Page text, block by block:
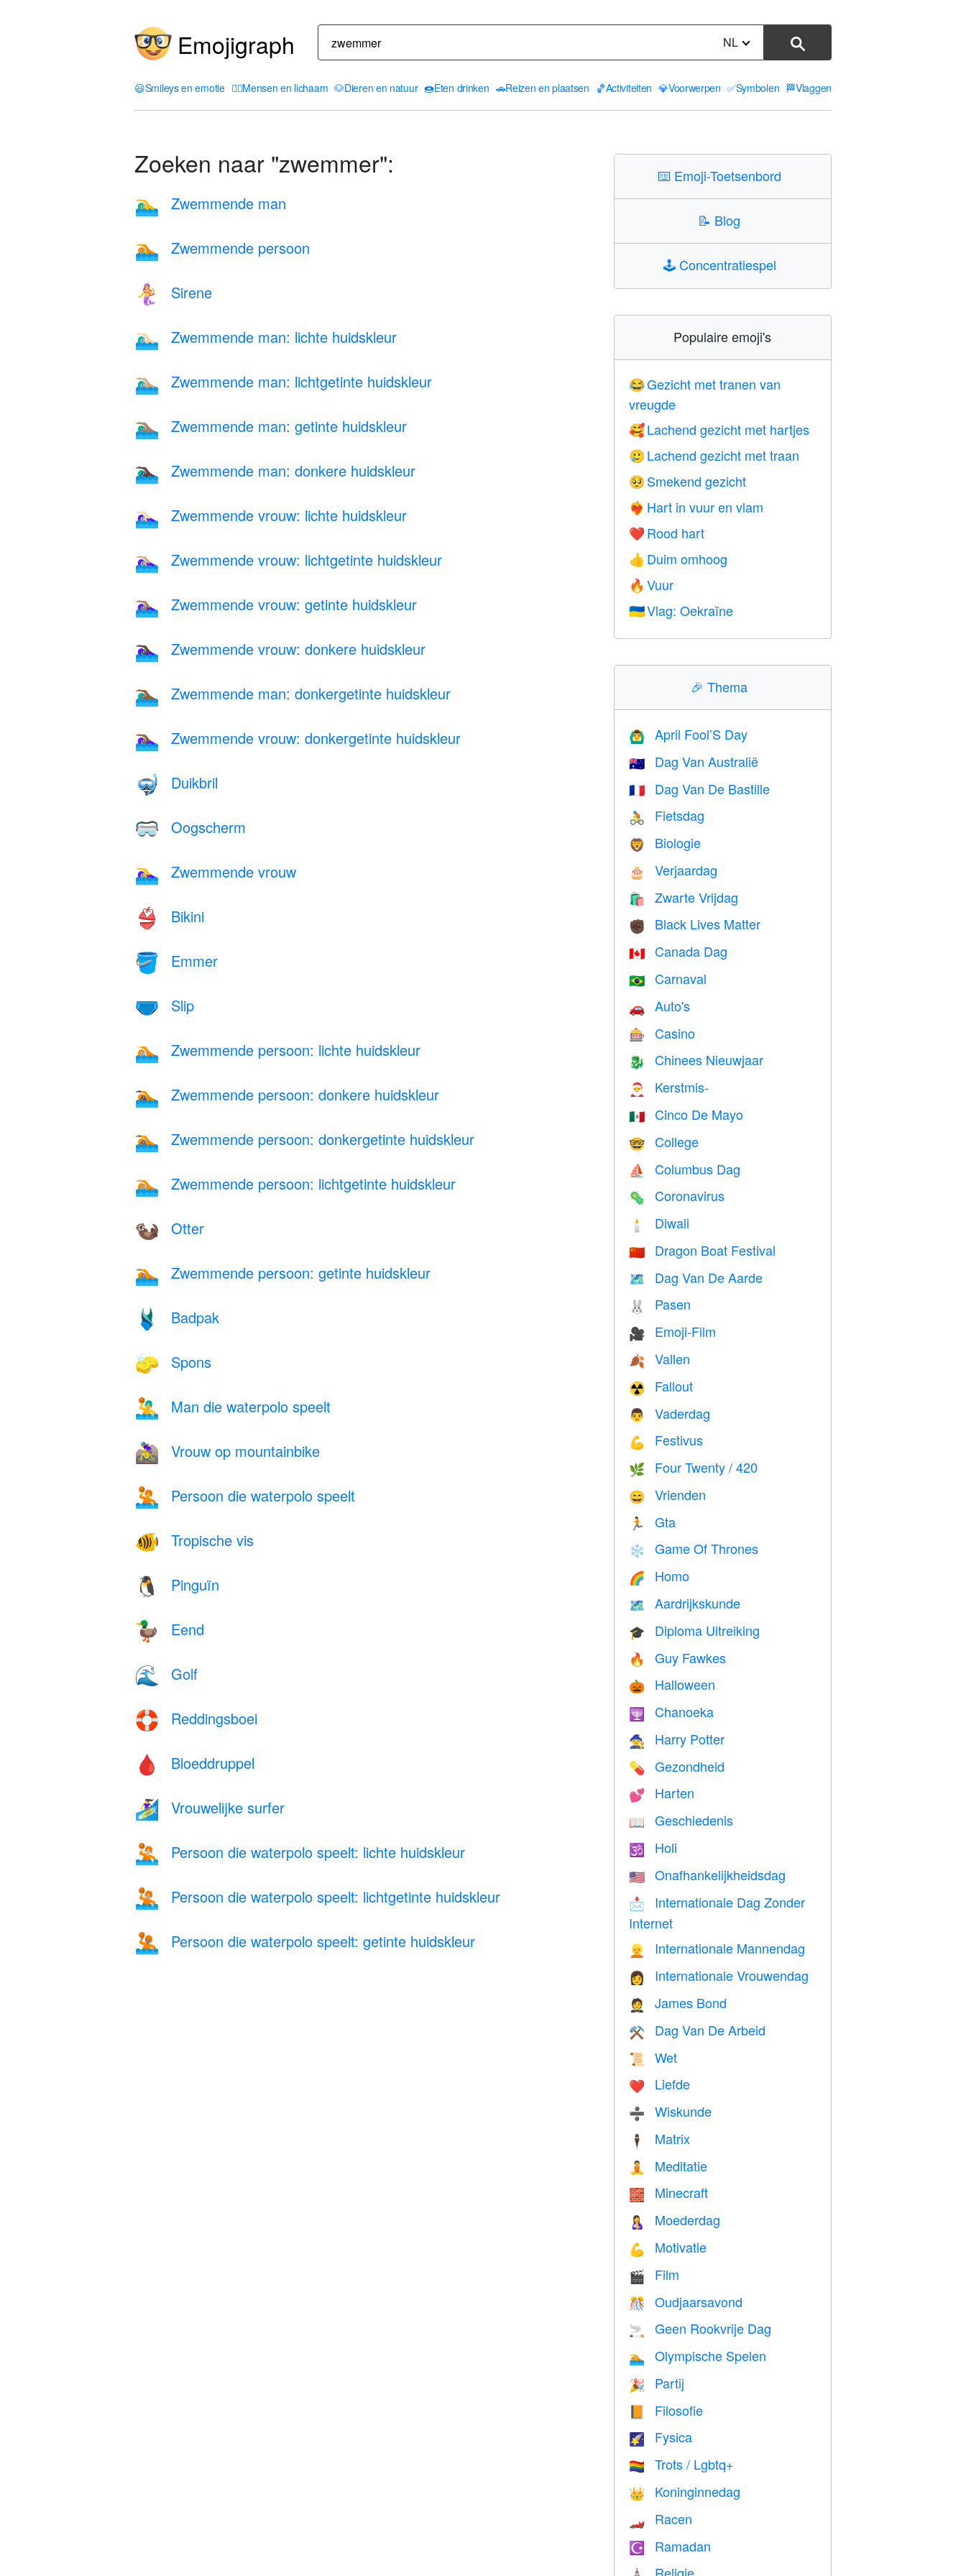
Emojigraph NL
😃Smileys en emotie 🤦‍♀️Mensen en lichaam 🐶Dieren en natuur 🍩Eten drinken 🚗Reizen en plaatsen 🏀Activiteiten 💎Voorwerpen ✅Symbolen 🏁Vlaggen
Zoeken naar "zwemmer":
🏊‍♂️ Zwemmende man
🏊 Zwemmende persoon
🧜‍♀️ Sirene
🏊🏻‍♂️ Zwemmende man: lichte huidskleur
🏊🏼‍♂️ Zwemmende man: lichtgetinte huidskleur
🏊🏽‍♂️ Zwemmende man: getinte huidskleur
🏊🏿‍♂️ Zwemmende man: donkere huidskleur
🏊🏻‍♀️ Zwemmende vrouw: lichte huidskleur
🏊🏼‍♀️ Zwemmende vrouw: lichtgetinte huidskleur
🏊🏽‍♀️ Zwemmende vrouw: getinte huidskleur
🏊🏿‍♀️ Zwemmende vrouw: donkere huidskleur
🏊🏾‍♂️ Zwemmende man: donkergetinte huidskleur
🏊🏾‍♀️ Zwemmende vrouw: donkergetinte huidskleur
🤿 Duikbril
🥽 Oogscherm
🏊‍♀️ Zwemmende vrouw
👙 Bikini
🪣 Emmer
🩲 Slip
🏊🏻 Zwemmende persoon: lichte huidskleur
🏊🏿 Zwemmende persoon: donkere huidskleur
🏊🏾 Zwemmende persoon: donkergetinte huidskleur
🏊🏼 Zwemmende persoon: lichtgetinte huidskleur
🦦 Otter
🏊🏽 Zwemmende persoon: getinte huidskleur
🩱 Badpak
🧽 Spons
🤽‍♂️ Man die waterpolo speelt
🚵‍♀️ Vrouw op mountainbike
🤽 Persoon die waterpolo speelt
🐠 Tropische vis
🐧 Pinguïn
🦆 Eend
🌊 Golf
🛟 Reddingsboei
🩸 Bloeddruppel
🏄‍♀️ Vrouwelijke surfer
🤽🏻 Persoon die waterpolo speelt: lichte huidskleur
🤽🏼 Persoon die waterpolo speelt: lichtgetinte huidskleur
🤽🏽 Persoon die waterpolo speelt: getinte huidskleur
⌨️ Emoji-Toetsenbord
📝 Blog
🕹️Concentratiespel
Populaire emoji's
😂Gezicht met tranen van
vreugde
🥰 Lachend gezicht met hartjes
🥲 Lachend gezicht met traan
🥺 Smekend gezicht
❤️‍🔥 Hart in vuur en vlam
❤️ Rood hart
👍 Duim omhoog
🔥 Vuur
🇺🇦Vlag: Oekraïne
🎉Thema
🙆‍♂️ April Fool’S Day
🇦🇺 Dag Van Australië
🇫🇷 Dag Van De Bastille
🚴 Fietsdag
🦁 Biologie
🎂 Verjaardag
🛍 Zwarte Vrijdag
✊🏿 Black Lives Matter
🇨🇦 Canada Dag
🇧🇷 Carnaval
🚗 Auto's
🎰 Casino
🐉 Chinees Nieuwjaar
🎅 Kerstmis-
🇲🇽 Cinco De Mayo
🤓 College
⛵️ Columbus Dag
🦠 Coronavirus
🕯 Diwali
🇨🇳 Dragon Boat Festival
🗺️ Dag Van De Aarde
🐰 Pasen
🎥 Emoji-Film
🍂 Vallen
☢️ Fallout
👨 Vaderdag
💪 Festivus
🌿 Four Twenty / 420
😄 Vrienden
🏃 Gta
❄️ Game Of Thrones
🌈 Homo
🗺 Aardrijkskunde
🎓 Diploma Uitreiking
🔥 Guy Fawkes
🎃 Halloween
🕎 Chanoeka
🧙 Harry Potter
💊 Gezondheid
💕 Harten
📖 Geschiedenis
🕉 Holi
🇺🇸 Onafhankelijkheidsdag
📩
Internationale Dag Zonder
Internet
👱 Internationale Mannendag
👩 Internationale Vrouwendag
🤵 James Bond
⚒️ Dag Van De Arbeid
📜 Wet
❤️️ Liefde
➗ Wiskunde
🕴️ Matrix
🧘 Meditatie
🧱 Minecraft
🤱 Moederdag
💪 Motivatie
🎬 Film
🎊 Oudjaarsavond
🚬 Geen Rookvrije Dag
🏊 Olympische Spelen
🎉 Partij
Filosofie
🌠 Fysica
🏳️‍🌈 Trots / Lgbtq+
👑 Koninginnedag
🏎 Racen
☪️ Ramadan